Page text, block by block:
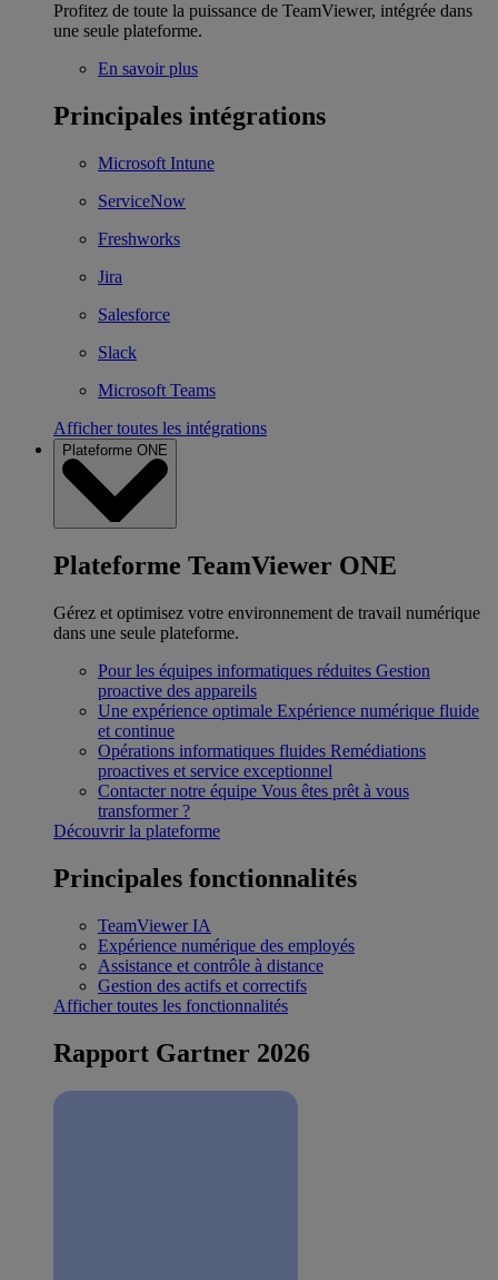
Profitez de toute la puissance de TeamViewer, intégrée dans
une seule plateforme.
En savoir plus
Principales intégrations
Microsoft Intune
ServiceNow
Freshworks
Jira
Salesforce
Slack
Microsoft Teams
Afficher toutes les intégrations
Plateforme ONE
Plateforme TeamViewer ONE
Gérez et optimisez votre environnement de travail numérique
dans une seule plateforme.
Pour les équipes informatiques réduites Gestion
proactive des appareils
Une expérience optimale Expérience numérique fluide
et continue
Opérations informatiques fluides Remédiations
proactives et service exceptionnel
Contacter notre équipe Vous êtes prêt à vous
transformer ?
Découvrir la plateforme
Principales fonctionnalités
TeamViewer IA
Expérience numérique des employés
Assistance et contrôle à distance
Gestion des actifs et correctifs
Afficher toutes les fonctionnalités
Rapport Gartner 2026